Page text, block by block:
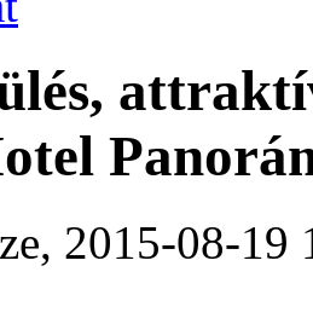
2015-08-19